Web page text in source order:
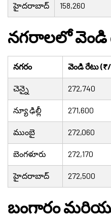
హైదరాబాద్ 158,260
నగరాలలో వెండి
నగరం వెండి రేటు
చెన్నై 272,740
న్యూ ఢిల్లీ 271,600
ముంబై 272,060
బెంగళూరు 272,170
హైదరాబాద్ 272,500
బంగారం